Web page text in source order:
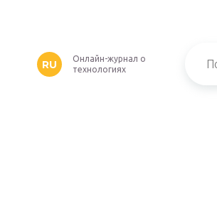
RU
Онлайн-журнал о
технологиях